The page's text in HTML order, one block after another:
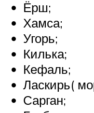
Ёрш;
Хамса;
Угорь;
Килька;
Кефаль;
Ласкирь(
Сарган;